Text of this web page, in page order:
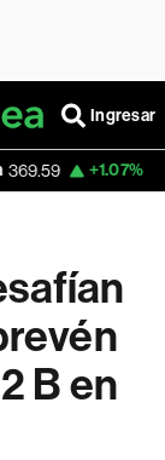
Ingresar
B en